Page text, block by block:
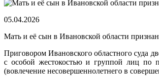
05.04.2026
Мать и её сын в Ивановской области
Приговором Ивановского областного суда
с особой жестокостью и группой лиц по
(вовлечение несовершеннолетнего в